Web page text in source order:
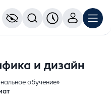
и дизайн
обучение»